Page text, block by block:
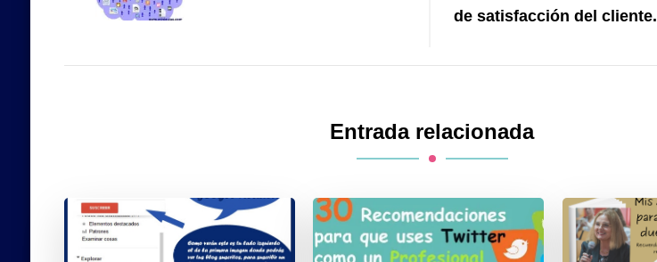
de satisfacción del cliente.
Entrada relacionada